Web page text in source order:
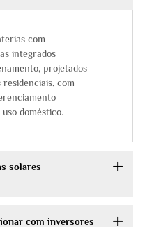
com
integrados
projetados
com
doméstico.
solares
com inversores